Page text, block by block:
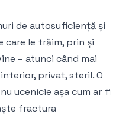
de autosuficiență și
care le trăim, prin și
– atunci când mai
privat, steril. O
ucenicie așa cum ar fi
fractura